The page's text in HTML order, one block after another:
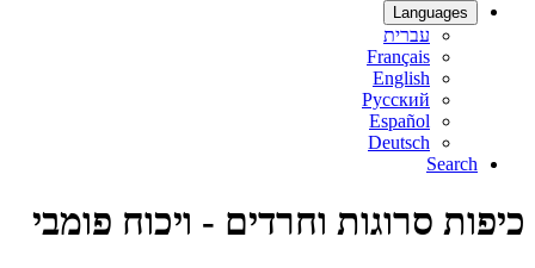
Languages
עברית
Français
English
Русский
Español
Deutsch
Search
כיפות סרוגות וחרדים - ויכוח פומבי